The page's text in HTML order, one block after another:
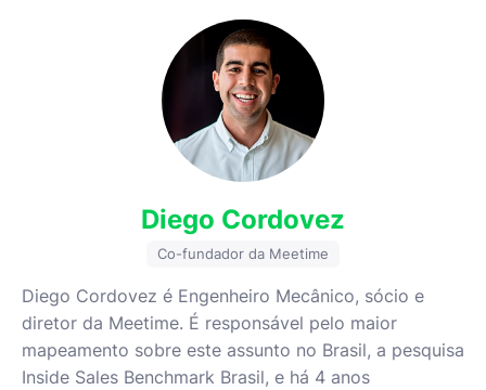
Diego Cordovez
Co-fundador da Meetime
Diego Cordovez é Engenheiro Mecânico, sócio e
diretor da Meetime. É responsável pelo maior
mapeamento sobre este assunto no Brasil, a pesquisa
Inside Sales Benchmark Brasil, e há 4 anos